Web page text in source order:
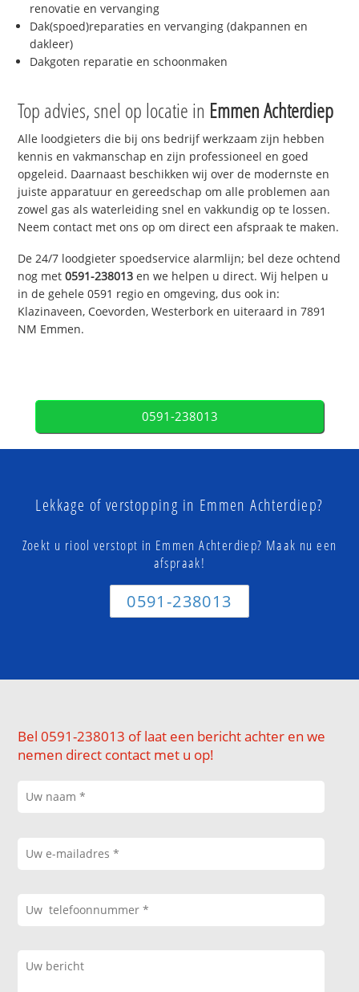
renovatie en vervanging
Dak(spoed)reparaties en vervanging (dakpannen en
dakleer)
Dakgoten reparatie en schoonmaken
Top advies, snel op locatie in Emmen Achterdiep
Alle loodgieters die bij ons bedrijf werkzaam zijn hebben
kennis en vakmanschap en zijn professioneel en goed
opgeleid. Daarnaast beschikken wij over de modernste en
juiste apparatuur en gereedschap om alle problemen aan
zowel gas als waterleiding snel en vakkundig op te lossen.
Neem contact met ons op om direct een afspraak te maken.
De 24/7 loodgieter spoedservice alarmlijn; bel deze ochtend
nog met0591-238013 en we helpen u direct. Wij helpen u
in de gehele 0591 regio en omgeving, dus ook in:
Klazinaveen, Coevorden, Westerbork en uiteraard in 7891
NM Emmen.
0591-238013
Lekkage of verstopping in Emmen Achterdiep?
Zoekt u riool verstopt in Emmen Achterdiep? Maak nu een
afspraak!
0591-238013
Bel 0591-238013 of laat een bericht achter en we
nemen direct contact met u op!